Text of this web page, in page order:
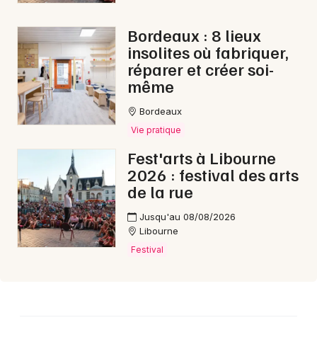
Bordeaux : 8 lieux
insolites où fabriquer,
réparer et créer soi-
même
Bordeaux
Vie pratique
Fest'arts à Libourne
2026 : festival des arts
de la rue
Jusqu'au 08/08/2026
Libourne
Festival